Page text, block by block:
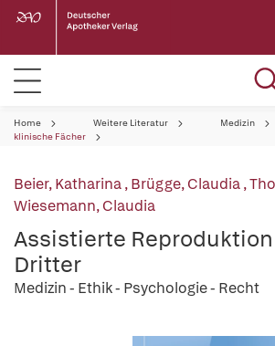
Home Weitere Literatur
Medizin
klinische Fächer
Beier, Katharina,Brügge, Claudia,
Wiesemann, Claudia
Assistierte
Dritter
Medizin - Ethik - Psychologie - Recht